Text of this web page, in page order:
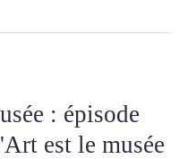
: épisode
est le musée